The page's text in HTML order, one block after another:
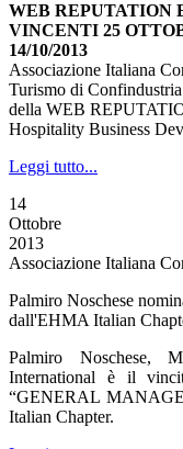
WEB REPUTATION
VINCENTI 25
14/10/2013
Associazione Italiana
Turismo di
della WEB
Hospitality Business
Leggi tutto...
14
Ottobre
2013
Associazione Italiana
Palmiro Noschese
dall'EHMA Italian
Palmiro Noschese,
International è il
“GENERAL
Italian Chapter.